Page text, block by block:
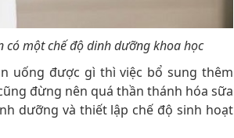
có một chế độ dinh dưỡng khoa học
uống được gì thì việc bổ sung thêm
đừng nên quá thần thánh hóa sữa
dưỡng và thiết lập chế độ sinh hoạt